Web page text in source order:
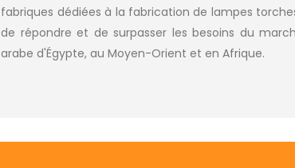
fabriques dédiées à la fabrication de lampes
de répondre et de surpasser les besoins du
arabe d'Égypte, au Moyen-Orient et en Afrique.